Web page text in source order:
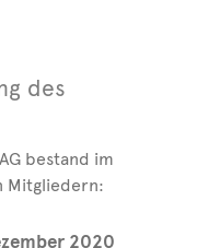
des
bestand im
Mitgliedern:
2020